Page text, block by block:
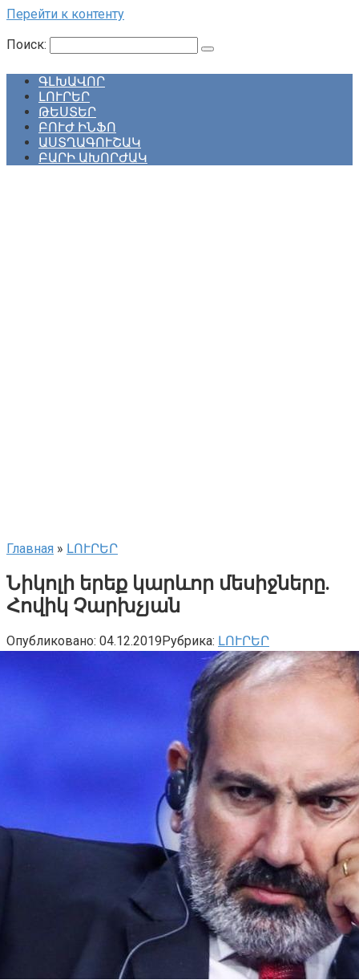
Перейти к контенту
Поиск:
ԳԼԽԱՎՈՐ
ԼՈՒՐԵՐ
ԹԵՍՏԵՐ
ԲՈՒԺ ԻՆՖՈ
ԱՍՏՂԱԳՈՒՇԱԿ
ԲԱՐԻ ԱԽՈՐԺԱԿ
Главная » ԼՈՒՐԵՐ
Նիկոլի երեք կարևոր մեսիջները.
Հովիկ Չարխչյան
Опубликовано: 04.12.2019Рубрика: ԼՈՒՐԵՐ